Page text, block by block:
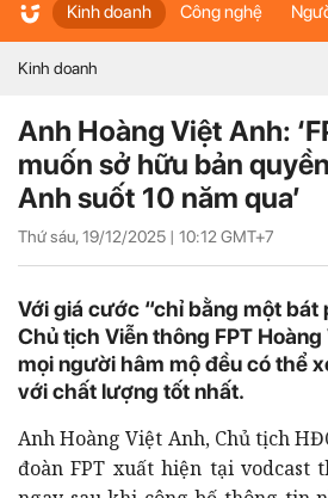
Kinh doanh Công nghệ
Kinh doanh
Anh Hoàng Việt Anh:
muốn sở hữu bản
Anh suốt 10 năm qua’
Thứ sáu, 19/12/2025 | 10:12 GMT+7
Với giá cước “chỉ bằng một bát
Chủ tịch Viễn thông FPT
mọi người hâm mộ đều có thể
với chất lượng tốt nhất.
Anh Hoàng Việt Anh, Chủ tịch
đoàn FPT xuất hiện tại vodcast